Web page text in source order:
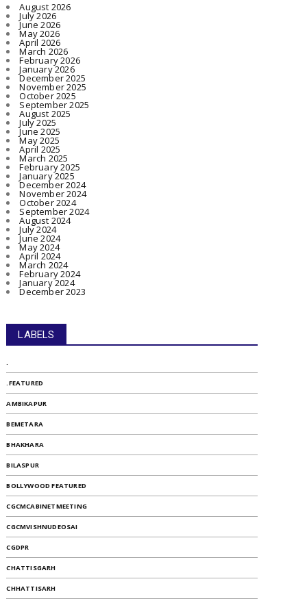
August 2026
July 2026
June 2026
May 2026
April 2026
March 2026
February 2026
January 2026
December 2025
November 2025
October 2025
September 2025
August 2025
July 2025
June 2025
May 2025
April 2025
March 2025
February 2025
January 2025
December 2024
November 2024
October 2024
September 2024
August 2024
July 2024
June 2024
May 2024
April 2024
March 2024
February 2024
January 2024
December 2023
LABELS
.
.FEATURED
AMBIKAPUR
BEMETARA
BHAKHARA
BILASPUR
BOLLYWOOD FEATURED
CGCMCABINETMEETING
CGCMVISHNUDEOSAI
CGDPR
CHATTISGARH
CHHATTISARH